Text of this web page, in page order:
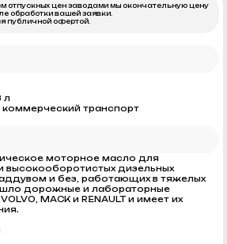
отпускных цен заводами мы окончательную цену
обработки вашей заявки.
публичной офертой.
л
транспорт
моторное масло для
высокооборотистых дизельных
и без, работающих в тяжелых
дорожные и лабораторные
MACK и RENAULT и имеет их